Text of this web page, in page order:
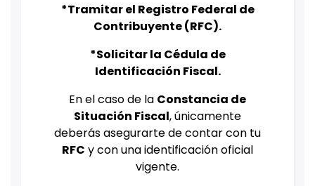
*Tramitar el Registro Federal de
Contribuyente (RFC).
*Solicitar la Cédula de
Identificación Fiscal.
En el caso de la Constancia de
Situación Fiscal, únicamente
deberás asegurarte de contar con tu
RFC y con una identificación oficial
vigente.